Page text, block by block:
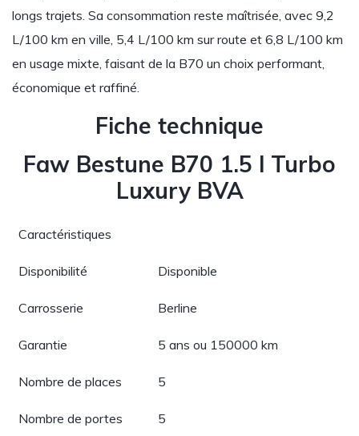
longs trajets. Sa consommation reste maîtrisée, avec 9,2
L/100 km en ville, 5,4 L/100 km sur route et 6,8 L/100 km
en usage mixte, faisant de la B70 un choix performant,
économique et raffiné.
Fiche technique
Faw Bestune B70 1.5 l Turbo
Luxury BVA
Caractéristiques
Disponibilité Disponible
Carrosserie Berline
Garantie 5 ans ou 150000 km
Nombre de places 5
Nombre de portes 5